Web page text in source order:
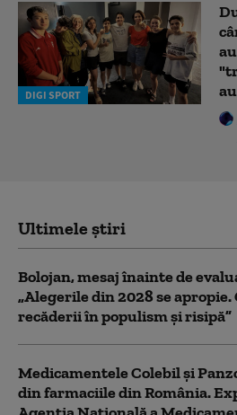
DIGI SPORT
Ultimele știri
Bolojan, mesaj înainte de
„Alegerile din 2028 se
recăderii în populism și risipă”
Medicamentele Colebil și
din farmaciile din România.